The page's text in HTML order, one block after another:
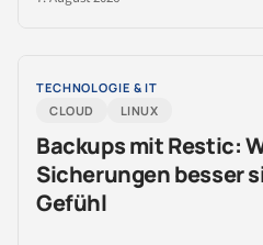
TECHNOLOGIE & IT
CLOUD
LINUX
Backups mit Restic:
Sicherungen besser
Gefühl